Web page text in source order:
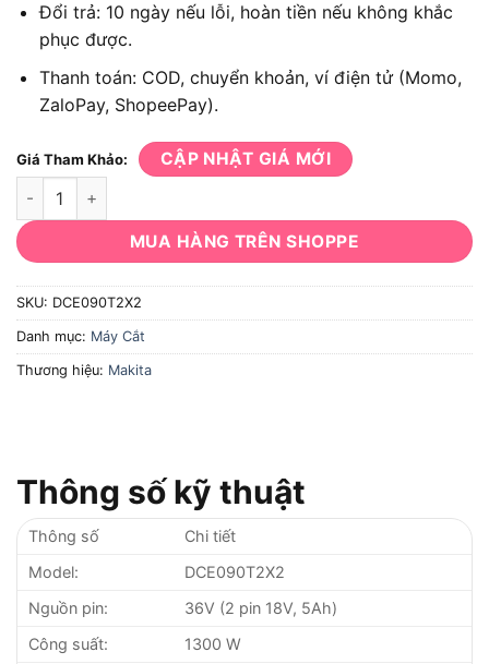
Đổi trả: 10 ngày nếu lỗi, hoàn tiền nếu không khắc
phục được.
Thanh toán: COD, chuyển khoản, ví điện tử (Momo,
ZaloPay, ShopeePay).
Giá Tham Khảo: CẬP NHẬT GIÁ MỚI
Máy cắt bê tông dùng pin Makita DCE090T2X2 số lượng
MUA HÀNG TRÊN SHOPPE
SKU: DCE090T2X2
Danh mục: Máy Cắt
Thương hiệu: Makita
Thông số kỹ thuật
Thông số
Chi tiết
Model:
DCE090T2X2
Nguồn pin:
36V (2 pin 18V, 5Ah)
Công suất:
1300 W